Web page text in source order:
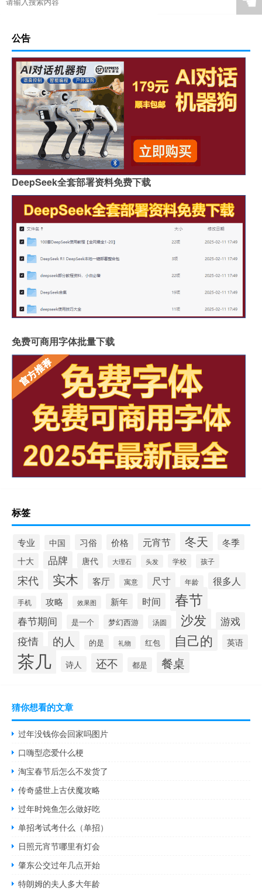
公告
DeepSeek全套部署资料免费下载
免费可商用字体批量下载
标签
专业 中国 习俗 价格 元宵节 冬天 冬季
十大 品牌 唐代 大理石 头发 学校 孩子
宋代 实木 客厅 寓意 尺寸 年龄 很多人
手机 攻略 效果图 新年 时间 春节
春节期间 是一个 梦幻西游 汤圆 沙发 游戏
疫情 的人 的是 礼物 红包 自己的 英语
茶几 诗人 还不 都是 餐桌
猜你想看的文章
过年没钱你会回家吗图片
口嗨型恋爱什么梗
淘宝春节后怎么不发货了
传奇盛世上古伏魔攻略
过年时炖鱼怎么做好吃
单招考试考什么（单招）
日照元宵节哪里有灯会
肇东公交过年几点开始
特朗姆的夫人多大年龄